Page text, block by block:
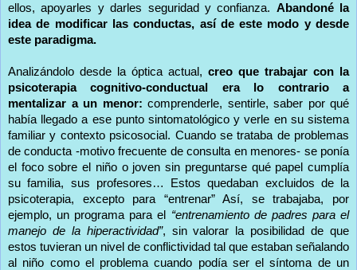
ellos, apoyarles y darles seguridad y confianza. Abandoné la
idea de modificar las conductas, así de este modo y desde
este paradigma.
Analizándolo desde la óptica actual, creo que trabajar con la
psicoterapia cognitivo-conductual era lo contrario a
mentalizar a un menor: comprenderle, sentirle, saber por qué
había llegado a ese punto sintomatológico y verle en su sistema
familiar y contexto psicosocial. Cuando se trataba de problemas
de conducta -motivo frecuente de consulta en menores- se ponía
el foco sobre el niño o joven sin preguntarse qué papel cumplía
su familia, sus profesores… Estos quedaban excluidos de la
psicoterapia, excepto para “entrenar” Así, se trabajaba, por
ejemplo, un programa para el “entrenamiento de padres para el
manejo de la hiperactividad”, sin valorar la posibilidad de que
estos tuvieran un nivel de conflictividad tal que estaban señalando
al niño como el problema cuando podía ser el síntoma de un